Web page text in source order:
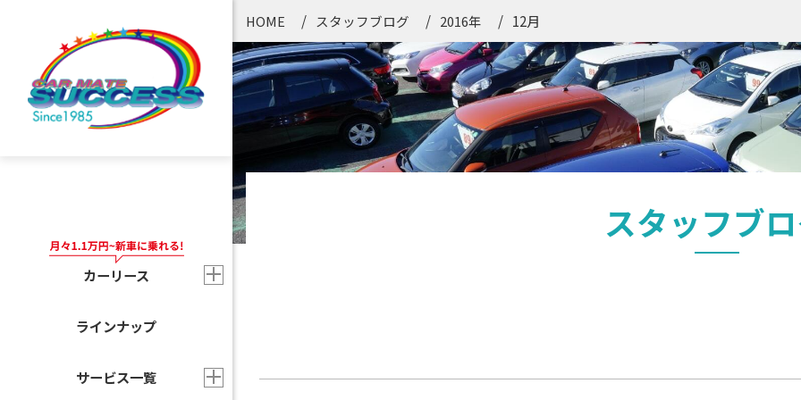
カーリース
ラインナップ
サービス一覧
HOME スタッフブログ 2016年 12月
スタッフブ